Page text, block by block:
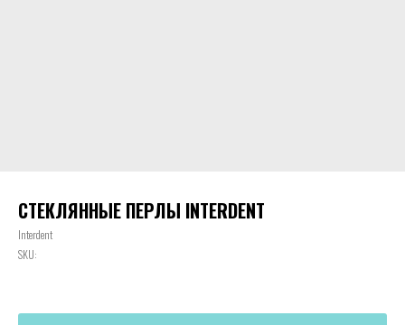
СТЕКЛЯННЫЕ ПЕРЛЫ INTERDENT
Interdent
SKU: